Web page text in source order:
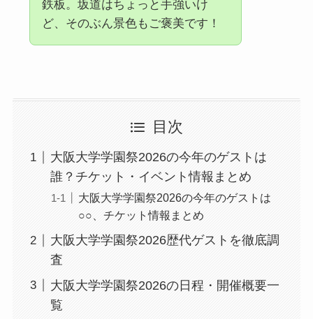
鉄板。坂道はちょっと手強いけ
ど、そのぶん景色もご褒美です！
目次
大阪大学学園祭2026の今年のゲストは
誰？チケット・イベント情報まとめ
大阪大学学園祭2026の今年のゲストは
○○、チケット情報まとめ
大阪大学学園祭2026歴代ゲストを徹底調
査
大阪大学学園祭2026の日程・開催概要一
覧